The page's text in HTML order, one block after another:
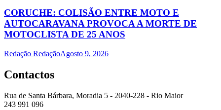
CORUCHE: COLISÃO ENTRE MOTO E
AUTOCARAVANA PROVOCA A MORTE DE
MOTOCLISTA DE 25 ANOS
Redação RedaçãoAgosto 9, 2026
Contactos
Rua de Santa Bárbara, Moradia 5 - 2040-228 - Rio Maior
243 991 096